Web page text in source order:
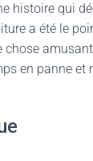
histoire qui
a été le
chose
en panne et